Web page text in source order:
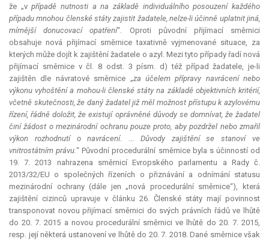
že „vpřípadě nutnosti a na základě individuálního posouzení každého
případu mnohou členské státy zajistit žadatele, nelze-li účinně uplatnit jiná,
mírnější donucovací opatření“. Oproti původní přijímací směrnici
obsahuje nová přijímací směrnice taxativně vyjmenované situace, za
kterých může dojít k zajištění žadatele o azyl. Mezi tyto případy řadí nová
přijímací směrnice v čl. 8 odst. 3 písm. d) též případ žadatele, je-li
zajištěn dle návratové směrnice „za účelem přípravy navrácení nebo
výkonu vyhoštění a mohou-li členské státy na základě objektivních kritérií,
včetně skutečnosti, že daný žadatel již měl možnost přístupu k azylovému
řízení, řádně doložit, že existují oprávněné důvody se domnívat, že žadatel
činí žádost o mezinárodní ochranu pouze proto, aby pozdržel nebo zmařil
výkon rozhodnutí o navrácení. ... Důvody zajištění se stanoví ve
vnitrostátním právu.“ Původní procedurální směrnice byla s účinností od
19. 7. 2013 nahrazena směrnicí Evropského parlamentu a Rady č.
2013/32/EU o společných řízeních o přiznávání a odnímání statusu
mezinárodní ochrany (dále jen „nová procedurální směrnice“), která
zajištění cizinců upravuje v článku 26. Členské státy mají povinnost
transponovat novou přijímací směrnici do svých právních řádů ve lhůtě
do 20. 7. 2015 a novou procedurální směrnici ve lhůtě do 20. 7. 2015,
resp. její některá ustanovení ve lhůtě do 20. 7. 2018. Dané směrnice však